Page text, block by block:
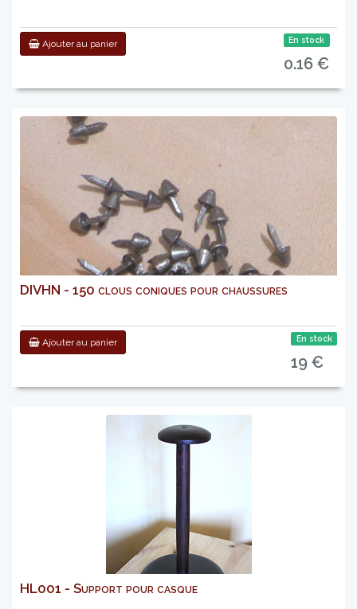
Ajouter au panier En stock
0.16 €
DIVHN - 150 clous coniques pour chaussures
Ajouter au panier En stock
19 €
HL001 - Support pour casque